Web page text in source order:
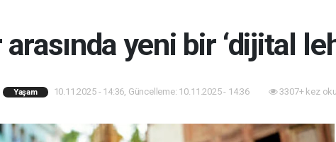
yeni bir ‘dijital
Yaşam 10.11.2025 - 14:36, Güncelleme: 10.11.2025 - 14:36 3307+ kez